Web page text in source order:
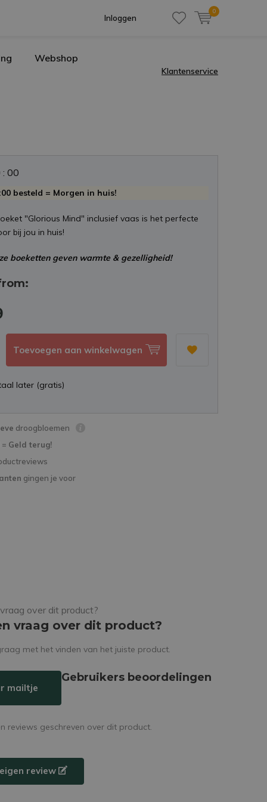
Inloggen
0
Webshop
Klantenservice
:00
besteld = Morgen in huis!
"Glorious Mind" inclusief vaas is het perfecte
bij jou in huis!
boeketten geven warmte & gezelligheid!
Toevoegen aan winkelwagen
later (gratis)
droogbloemen
Geld terug!
gingen je voor
vraag over dit product?
met het vinden van het juiste product.
mailtje
Gebruikers beoordelingen
reviews geschreven over dit product.
review